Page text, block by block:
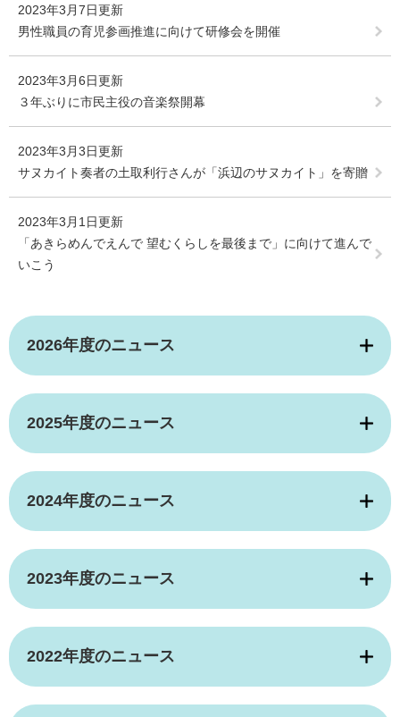
2023年3月7日更新
男性職員の育児参画推進に向けて研修会を開催
2023年3月6日更新
３年ぶりに市民主役の音楽祭開幕
2023年3月3日更新
サヌカイト奏者の土取利行さんが「浜辺のサヌカイト」を寄贈
2023年3月1日更新
「あきらめんでえんで 望むくらしを最後まで」に向けて進んで
いこう
2026年度のニュース
2025年度のニュース
2024年度のニュース
2023年度のニュース
2022年度のニュース